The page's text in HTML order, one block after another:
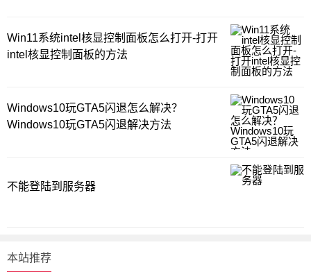
Win11系统intel核显控制面板怎么打开-打开
intel核显控制面板的方法
Windows10玩GTA5闪退怎么解决？
Windows10玩GTA5闪退解决方法
不能登陆到服务器
本站推荐